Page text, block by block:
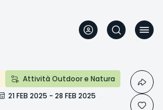
Attività Outdoor e Natura
21 FEB 2025 - 28 FEB 2025